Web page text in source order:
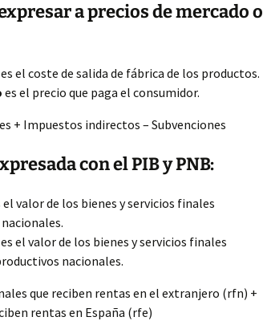
a precios de mercado o
es el coste de salida de fábrica de los productos.
es el precio que paga el consumidor.
+ Impuestos indirectos – Subvenciones
con el PIB y PNB:
el valor de los bienes y servicios finales
es el valor de los bienes y servicios finales
nacionales.
que reciben rentas en el extranjero (rfn) +
rentas en España (rfe)